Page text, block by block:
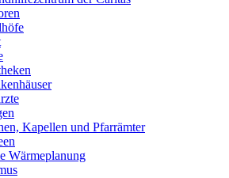
Kapellen und Pfarrämter
Wärmeplanung